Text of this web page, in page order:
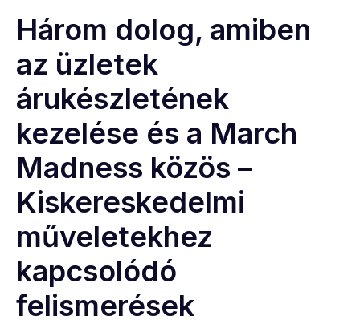
Három dolog, amiben
az üzletek
árukészletének
kezelése és a March
Madness közös –
Kiskereskedelmi
műveletekhez
kapcsolódó
felismerések